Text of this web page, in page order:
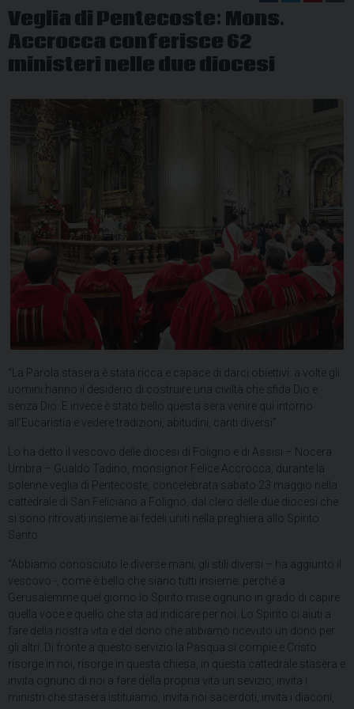
Veglia di Pentecoste: Mons.
Accrocca conferisce 62
ministeri nelle due diocesi
“La Parola stasera è stata ricca e capace di darci obiettivi: a volte gli
uomini hanno il desiderio di costruire una civiltà che sfida Dio e
senza Dio. E invece è stato bello questa sera venire qui intorno
all’Eucaristia e vedere tradizioni, abitudini, canti diversi”.
Lo ha detto il vescovo delle diocesi di Foligno e di Assisi – Nocera
Umbra – Gualdo Tadino, monsignor Felice Accrocca, durante la
solenne veglia di Pentecoste, concelebrata sabato 23 maggio nella
cattedrale di San Feliciano a Foligno, dal clero delle due diocesi che
si sono ritrovati insieme ai fedeli uniti nella preghiera allo Spirito
Santo.
“Abbiamo conosciuto le diverse mani, gli stili diversi – ha aggiunto il
vescovo -, come è bello che siano tutti insieme: perché a
Gerusalemme quel giorno lo Spirito mise ognuno in grado di capire
quella voce e quello che sta ad indicare per noi. Lo Spirito ci aiuti a
fare della nostra vita e del dono che abbiamo ricevuto un dono per
gli altri. Di fronte a questo servizio la Pasqua si compie e Cristo
risorge in noi, risorge in questa chiesa, in questa cattedrale stasera e
invita ognuno di noi a fare della propria vita un sevizio, invita i
ministri che stasera istituiamo, invita noi sacerdoti, invita i diaconi,